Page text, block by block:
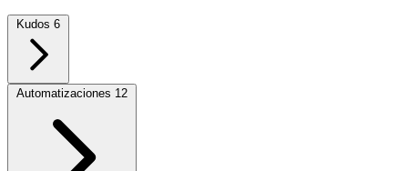
Kudos 6
Automatizaciones 12